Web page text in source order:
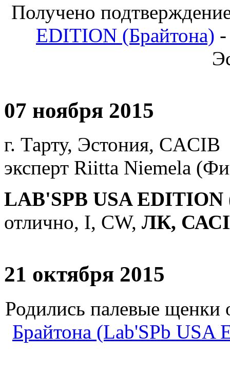
Получено
EDITION (Брайтона)
07 ноября 2015
г. Тарту, Эстония, CACIB
эксперт Riitta Niemela
LAB'SPB USA EDITION
отлично, I, СW, ЛК,
21 октября 2015
Родились палевые щенки
Брайтона (Lab'SPb USA